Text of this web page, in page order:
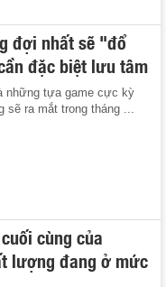
đợi nhất sẽ "đổ
đặc biệt lưu tâm
những tựa game cực kỳ
sẽ ra mắt trong tháng ...
cùng của
lượng đang ở mức